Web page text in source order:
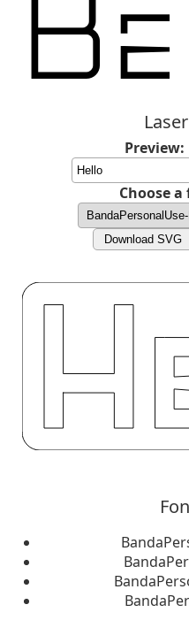
Preview:
Choose
Download SVG